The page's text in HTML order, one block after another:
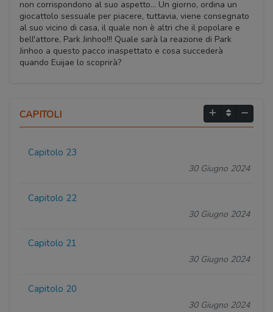
non corrispondono al suo aspetto... Un giorno, ordina un
giocattolo sessuale per piacere, tuttavia, viene consegnato
al suo vicino di casa, il quale non è altri che il popolare e
bell'attore, Park Jinhoo!!! Quale sarà la reazione di Park
Jinhoo a questo pacco inaspettato e cosa succederà
quando Euijae lo scoprirà?
CAPITOLI
Capitolo 23
30 Giugno 2024
Capitolo 22
30 Giugno 2024
Capitolo 21
30 Giugno 2024
Capitolo 20
30 Giugno 2024